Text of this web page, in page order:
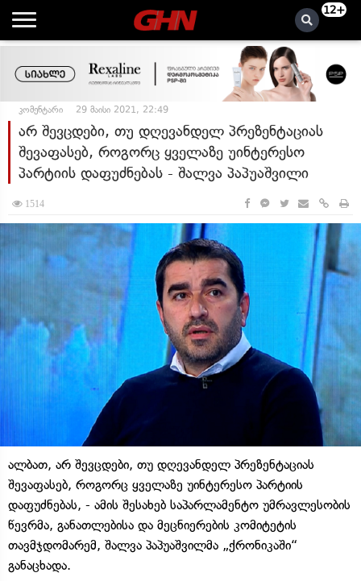
12+
კომენტარი 29 მაისი 2021, 22:49
არ შევცდები, თუ დღევანდელ პრეზენტაციას
შევაფასებ, როგორც ყველაზე უინტერესო
პარტიის დაფუძნებას - შალვა პაპუაშვილი
1514
ალბათ, არ შევცდები, თუ დღევანდელ პრეზენტაციას
შევაფასებ, როგორც ყველაზე უინტერესო პარტიის
დაფუძნებას, - ამის შესახებ საპარლამენტო უმრავლესობის
წევრმა, განათლებისა და მეცნიერების კომიტეტის
თავმჯდომარემ, შალვა პაპუაშვილმა „ქრონიკაში“
განაცხადა.